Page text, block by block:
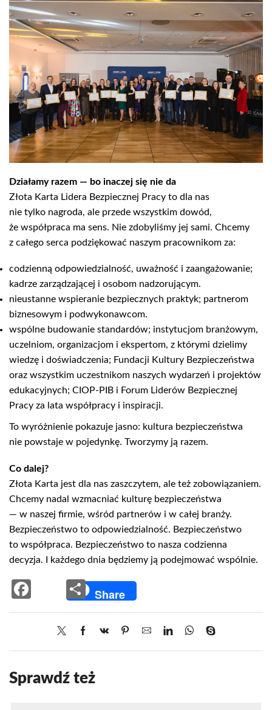
Działamy razem — bo inaczej się nie da
Złota Karta Lidera Bezpiecznej Pracy to dla nas
nie tylko nagroda, ale przede wszystkim dowód,
że współpraca ma sens. Nie zdobyliśmy jej sami. Chcemy
z całego serca podziękować naszym pracownikom za:
codzienną odpowiedzialność, uważność i zaangażowanie;
kadrze zarządzającej i osobom nadzorującym.
nieustanne wspieranie bezpiecznych praktyk; partnerom
biznesowym i podwykonawcom.
wspólne budowanie standardów; instytucjom branżowym,
uczelniom, organizacjom i ekspertom, z którymi dzielimy
wiedzę i doświadczenia; Fundacji Kultury Bezpieczeństwa
oraz wszystkim uczestnikom naszych wydarzeń i projektów
edukacyjnych; CIOP-PIB i Forum Liderów Bezpiecznej
Pracy za lata współpracy i inspiracji.
To wyróżnienie pokazuje jasno: kultura bezpieczeństwa
nie powstaje w pojedynkę. Tworzymy ją razem.
Co dalej?
Złota Karta jest dla nas zaszczytem, ale też zobowiązaniem.
Chcemy nadal wzmacniać kulturę bezpieczeństwa
— w naszej firmie, wśród partnerów i w całej branży.
Bezpieczeństwo to odpowiedzialność. Bezpieczeństwo
to współpraca. Bezpieczeństwo to nasza codzienna
decyzja. I każdego dnia będziemy ją podejmować wspólnie.
Facebook
Share
Share
Sprawdź też